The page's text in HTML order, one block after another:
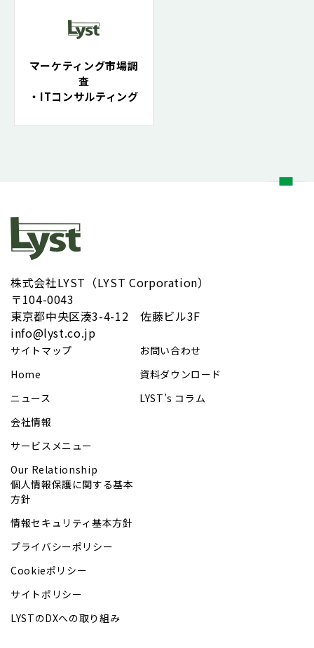
マーケティング市場調
査
・ITコンサルティング
株式会社LYST（LYST Corporation）
〒104-0043
​東京都中央区湊3-4-12 佐藤ビル3F
info@lyst.co.jp
サイトマップ
Home
ニュース
会社情報
サービスメニュー
Our Relationship
お問い合わせ
資料ダウンロード
LYST’s コラム
個人情報保護に関する基本
方針
情報セキュリティ基本方針
プライバシーポリシー
Cookieポリシー
サイトポリシー
LYSTのDXへの取り組み